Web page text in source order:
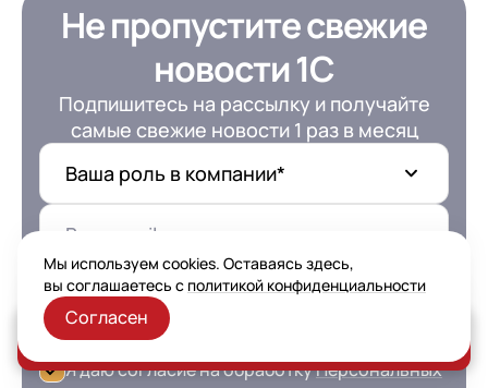
Не пропустите свежие
новости 1С
Подпишитесь на рассылку и получайте
самые свежие новости 1 раз в месяц
Ваша роль в компании*
Подписаться
Узнать преимущества подписки
Я даю согласие на обработкуПерсональных
Заказать консультацию
Мы используем cookies. Оставаясь здесь,
вы соглашаетесь с политикой конфиденциальности
Согласен